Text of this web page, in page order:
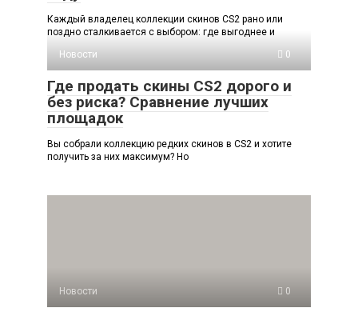
Каждый владелец коллекции скинов CS2 рано или
поздно сталкивается с выбором: где выгоднее и
Новости
0
Где продать скины CS2 дорого и
без риска? Сравнение лучших
площадок
Вы собрали коллекцию редких скинов в CS2 и хотите
получить за них максимум? Но
Новости 0